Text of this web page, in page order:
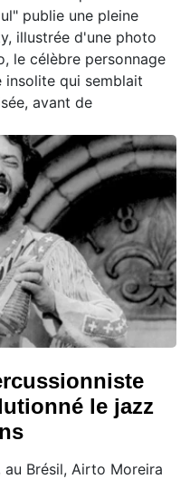
publie une pleine
illustrée d'une photo
le célèbre personnage
insolite qui semblait
avant de
le jazz
Brésil, Airto Moreira